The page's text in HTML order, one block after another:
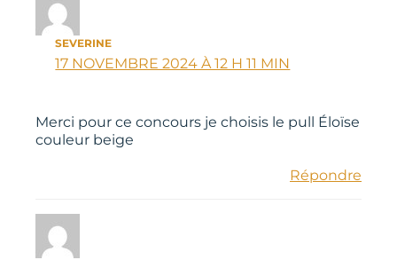
SEVERINE
17 NOVEMBRE 2024 À 12 H 11 MIN
Merci pour ce concours je choisis le pull Éloïse
couleur beige
Répondre